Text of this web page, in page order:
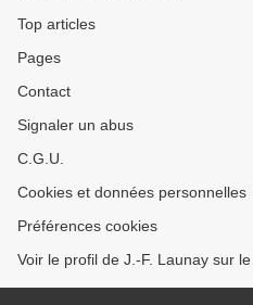
Top articles
Pages
Contact
Signaler un abus
C.G.U.
Cookies et données personnelles
Préférences cookies
Voir le profil de J.-F. Launay sur